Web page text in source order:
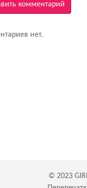
комментарий
нет.
© 2023